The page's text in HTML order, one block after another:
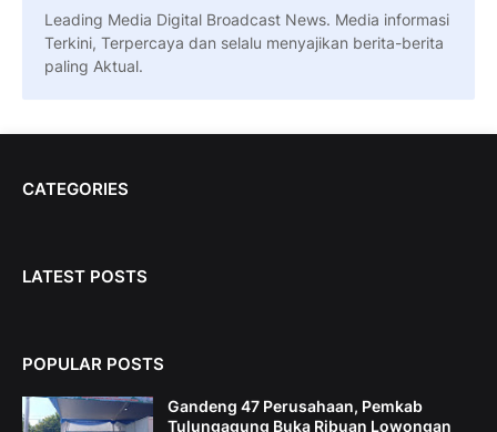
Leading Media Digital Broadcast News. Media informasi
Terkini, Terpercaya dan selalu menyajikan berita-berita
paling Aktual.
CATEGORIES
LATEST POSTS
POPULAR POSTS
Gandeng 47 Perusahaan, Pemkab
Tulungagung Buka Ribuan Lowongan